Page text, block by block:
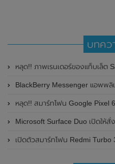
บทคว
หลุด!! ภาพเรนเดอร์ของแท็บเล็ต Samsung
BlackBerry Messenger แอพพ
หลุด!! สมาร์ทโฟน Google Pixel 6a รุ่นใหม่ผ่านการทดสอบประสิทธิ
Microsoft Surface Duo เปิดให้สั่งจองล่วงหน้าแล้ว โดยจะวางจำ
เปิดตัวสมาร์ทโฟน Redmi Turbo